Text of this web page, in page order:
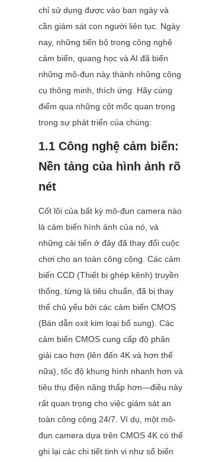
chỉ sử dụng được vào ban ngày và
cần giám sát con người liên tục. Ngày
nay, những tiến bộ trong công nghệ
cảm biến, quang học và AI đã biến
những mô-đun này thành những công
cụ thông minh, thích ứng. Hãy cùng
điểm qua những cột mốc quan trọng
trong sự phát triển của chúng:
1.1 Công nghệ cảm biến:
Nền tảng của hình ảnh rõ
nét
Cốt lõi của bất kỳ mô-đun camera nào
là cảm biến hình ảnh của nó, và
những cải tiến ở đây đã thay đổi cuộc
chơi cho an toàn công cộng. Các cảm
biến CCD (Thiết bị ghép kênh) truyền
thống, từng là tiêu chuẩn, đã bị thay
thế chủ yếu bởi các cảm biến CMOS
(Bán dẫn oxit kim loại bổ sung). Các
cảm biến CMOS cung cấp độ phân
giải cao hơn (lên đến 4K và hơn thế
nữa), tốc độ khung hình nhanh hơn và
tiêu thụ điện năng thấp hơn—điều này
rất quan trọng cho việc giám sát an
toàn công cộng 24/7. Ví dụ, một mô-
đun camera dựa trên CMOS 4K có thể
ghi lại các chi tiết tinh vi như số biển